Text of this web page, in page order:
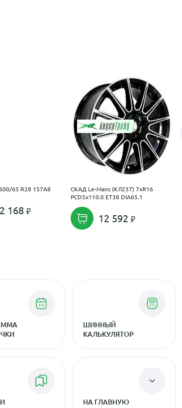
65 R28 157A8
168
СКАД Le-Mans (КЛ237) 7xR16
PCD5x110.0 ET38 DIA65.1
12 592
ШИННЫЙ
КАЛЬКУЛЯТОР
НА ГЛАВНУЮ